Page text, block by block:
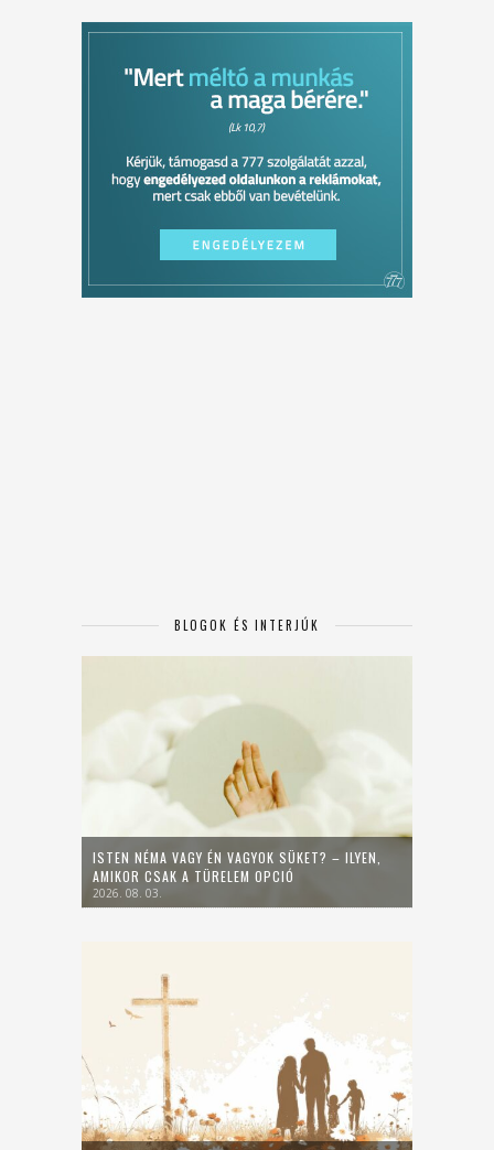
BLOGOK ÉS INTERJÚK
ISTEN NÉMA VAGY ÉN VAGYOK SÜKET? – ILYEN,
AMIKOR CSAK A TÜRELEM OPCIÓ
2026. 08. 03.